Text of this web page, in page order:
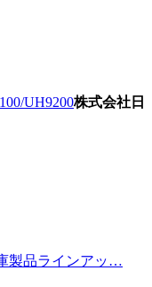
UH9200株式会社日
製品ラインアッ…